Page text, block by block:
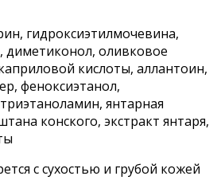
гидроксиэтилмочевина,
диметиконол, оливковое
кислоты, аллантоин,
феноксиэтанол,
янтарная
конского, экстракт янтаря,
с сухостью и грубой кожей